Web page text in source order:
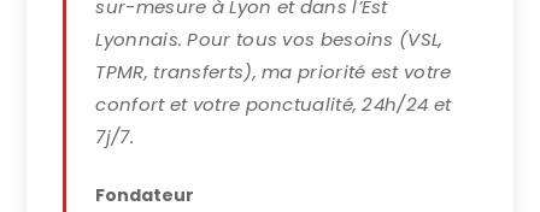
sur-mesure à Lyon et dans l’Est
Lyonnais. Pour tous vos besoins (VSL,
TPMR, transferts), ma priorité est votre
confort et votre ponctualité, 24h/24 et
7j/7.
Fondateur